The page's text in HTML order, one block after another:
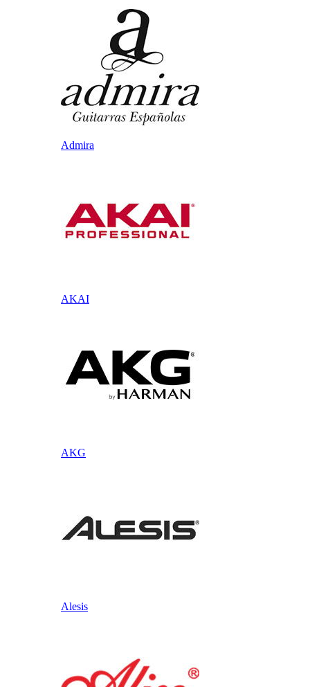
Admira
AKAI
AKG
Alesis